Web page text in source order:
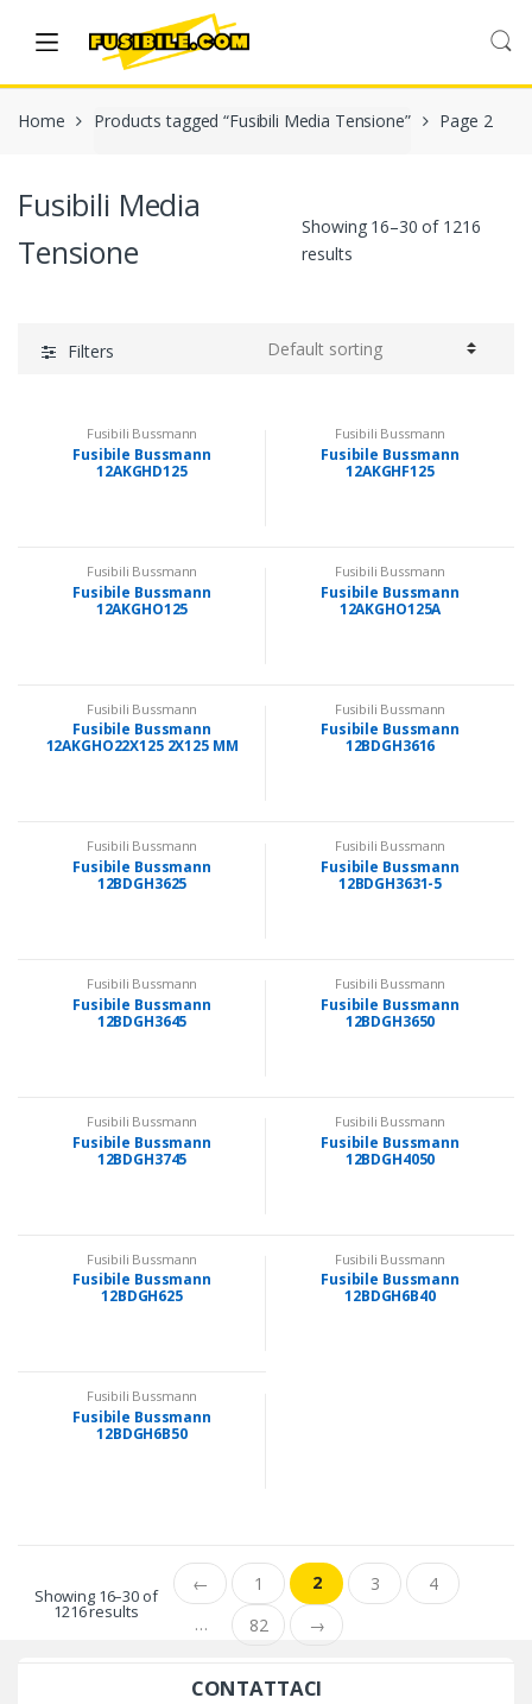
Home Products tagged “Fusibili Media Tensione” Page 2
Fusibili Media
Tensione
Showing 16–30 of 1216
results
Filters
Fusibili Bussmann
Fusibile Bussmann
12AKGHD125
Fusibili Bussmann
Fusibile Bussmann
12AKGHF125
Fusibili Bussmann
Fusibile Bussmann
12AKGHO125
Fusibili Bussmann
Fusibile Bussmann
12AKGHO125A
Fusibili Bussmann
Fusibile Bussmann
12AKGHO22X125 2X125 MM
Fusibili Bussmann
Fusibile Bussmann
12BDGH3616
Fusibili Bussmann
Fusibile Bussmann
12BDGH3625
Fusibili Bussmann
Fusibile Bussmann
12BDGH3631-5
Fusibili Bussmann
Fusibile Bussmann
12BDGH3645
Fusibili Bussmann
Fusibile Bussmann
12BDGH3650
Fusibili Bussmann
Fusibile Bussmann
12BDGH3745
Fusibili Bussmann
Fusibile Bussmann
12BDGH4050
Fusibili Bussmann
Fusibile Bussmann
12BDGH625
Fusibili Bussmann
Fusibile Bussmann
12BDGH6B40
Fusibili Bussmann
Fusibile Bussmann
12BDGH6B50
Showing 16–30 of
1216 results
← 1 2 3
4
…
82 →
CONTATTACI